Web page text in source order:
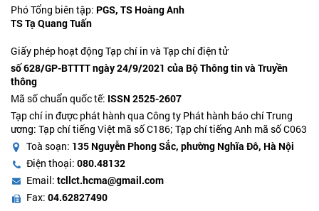
Phó Tổng biên tập: PGS, TS Hoàng Anh
TS Tạ Quang Tuấn
Giấy phép hoạt động Tạp chí in và Tạp chí điện tử
số 628/GP-BTTTT ngày 24/9/2021 của Bộ Thông tin và Truyền
thông
Mã số chuẩn quốc tế: ISSN 2525-2607
Tạp chí in được phát hành qua Công ty Phát hành báo chí Trung
ương: Tạp chí tiếng Việt mã số C186; Tạp chí tiếng Anh mã số C063
Toà soạn: 135 Nguyễn Phong Sắc, phường Nghĩa Đô, Hà Nội
Điện thoại: 080.48132
Email: tcllct.hcma@gmail.com
Fax: 04.62827490